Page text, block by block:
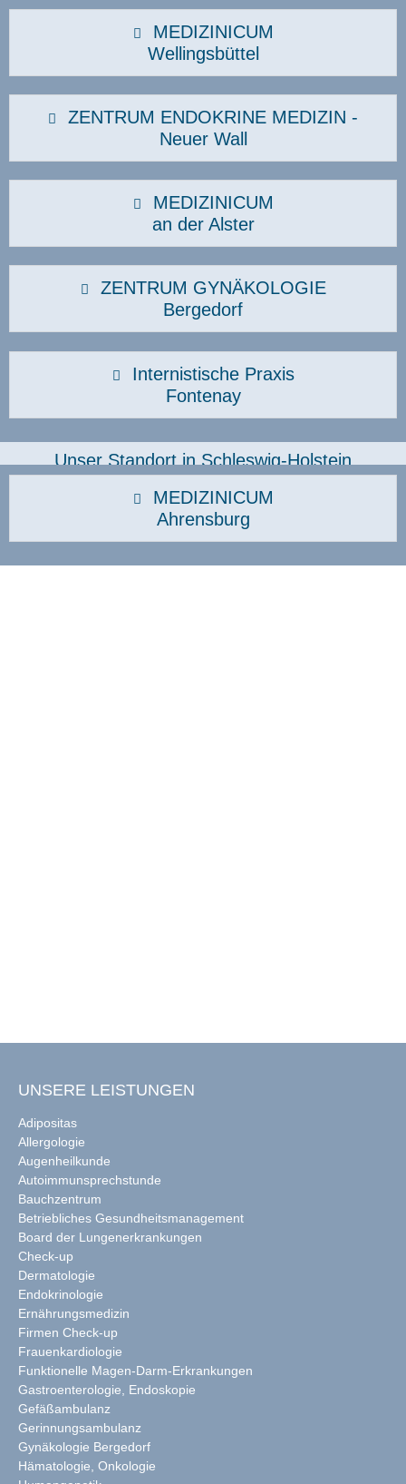
MEDIZINICUM
Wellingsbüttel
ZENTRUM ENDOKRINE MEDIZIN -
Neuer Wall
MEDIZINICUM
an der Alster
ZENTRUM GYNÄKOLOGIE
Bergedorf
Internistische Praxis
Fontenay
Unser Standort in Schleswig-Holstein
MEDIZINICUM
Ahrensburg
UNSERE LEISTUNGEN
Adipositas
Allergologie
Augenheilkunde
Autoimmunsprechstunde
Bauchzentrum
Betriebliches Gesundheitsmanagement
Board der Lungenerkrankungen
Check-up
Dermatologie
Endokrinologie
Ernährungsmedizin
Firmen Check-up
Frauenkardiologie
Funktionelle Magen-Darm-Erkrankungen
Gastroenterologie, Endoskopie
Gefäßambulanz
Gerinnungsambulanz
Gynäkologie Bergedorf
Hämatologie, Onkologie